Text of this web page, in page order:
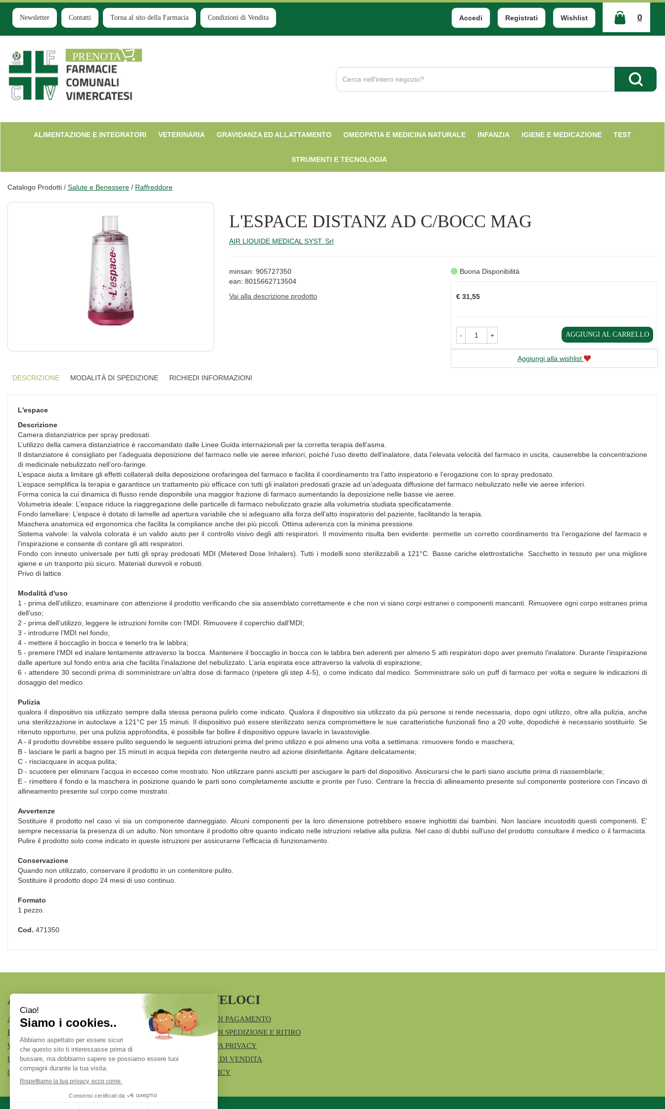
Passa
contenuto
principale
Newsletter Contatti Torna al sito della Farmacia Condizioni di Vendita Accedi Registrati Wishlist 0
ARTICOLI
INSERITI
Farmacia
Comunale
Cerca
Prodotto
Cerca
ALIMENTAZIONE E INTEGRATORI VETERINARIA GRAVIDANZA ED ALLATTAMENTO OMEOPATIA E MEDICINA NATURALE INFANZIA IGIENE E MEDICAZIONE TEST
STRUMENTI E TECNOLOGIA
Catalogo Prodotti / Salute e Benessere / Raffreddore
L'ESPACE DISTANZ AD C/BOCC MAG
AIR LIQUIDE MEDICAL SYST. Srl
minsan: 905727350
ean: 8015662713504
Vai alla descrizione prodotto
Buona Disponibilità
€ 31,55
- + AGGIUNGI AL CARRELLO
Aggiungi alla wishlist
DESCRIZIONE MODALITÀ DI SPEDIZIONE RICHIEDI INFORMAZIONI
L'espace
Descrizione
Camera distanziatrice per spray predosati.
L’utilizzo della camera distanziatrice è raccomandato dalle Linee Guida internazionali per la corretta terapia dell’asma.
Il distanziatore è consigliato per l’adeguata deposizione del farmaco nelle vie aeree inferiori, poiché l’uso diretto dell’inalatore, data l’elevata velocità del farmaco in uscita, causerebbe la concentrazione
di medicinale nebulizzato nell’oro-faringe.
L’espace aiuta a limitare gli effetti collaterali della deposizione orofaringea del farmaco e facilita il coordinamento tra l’atto inspiratorio e l’erogazione con lo spray predosato.
L’espace semplifica la terapia e garantisce un trattamento più efficace con tutti gli inalatori predosati grazie ad un’adeguata diffusione del farmaco nebulizzato nelle vie aeree inferiori.
Forma conica la cui dinamica di flusso rende disponibile una maggior frazione di farmaco aumentando la deposizione nelle basse vie aeree.
Volumetria ideale: L’espace riduce la riaggregazione delle particelle di farmaco nebulizzato grazie alla volumetria studiata specificatamente.
Fondo lamellare: L’espace è dotato di lamelle ad apertura variabile che si adeguano alla forza dell’atto inspiratorio del paziente, facilitando la terapia.
Maschera anatomica ed ergonomica che facilita la compliance anche dei più piccoli. Ottima aderenza con la minima pressione.
Sistema valvole: la valvola colorata è un valido aiuto per il controllo visivo degli atti respiratori. Il movimento risulta ben evidente: permette un corretto coordinamento tra l’erogazione del farmaco e
l’inspirazione e consente di contare gli atti respiratori.
Fondo con innesto universale per tutti gli spray predosati MDI (Metered Dose Inhalers). Tutti i modelli sono sterilizzabili a 121°C. Basse cariche elettrostatiche. Sacchetto in tessuto per una migliore
igiene e un trasporto più sicuro. Materiali durevoli e robusti.
Privo di lattice.
Modalità d'uso
1 - prima dell’utilizzo, esaminare con attenzione il prodotto verificando che sia assemblato correttamente e che non vi siano corpi estranei o componenti mancanti. Rimuovere ogni corpo estraneo prima
dell’uso;
2 - prima dell’utilizzo, leggere le istruzioni fornite con l’MDI. Rimuovere il coperchio dall’MDI;
3 - introdurre l’MDI nel fondo;
4 - mettere il boccaglio in bocca e tenerlo tra le labbra;
5 - premere l’MDI ed inalare lentamente attraverso la bocca. Mantenere il boccaglio in bocca con le labbra ben aderenti per almeno 5 atti respiratori dopo aver premuto l’inalatore. Durante l’inspirazione
dalle aperture sul fondo entra aria che facilita l’inalazione del nebulizzato. L’aria espirata esce attraverso la valvola di espirazione;
6 - attendere 30 secondi prima di somministrare un’altra dose di farmaco (ripetere gli step 4-5), o come indicato dal medico. Somministrare solo un puff di farmaco per volta e seguire le indicazioni di
dosaggio del medico.
Pulizia
qualora il dispositivo sia utilizzato sempre dalla stessa persona pulirlo come indicato. Qualora il dispositivo sia utilizzato da più persone si rende necessaria, dopo ogni utilizzo, oltre alla pulizia, anche
una sterilizzazione in autoclave a 121°C per 15 minuti. Il dispositivo può essere sterilizzato senza compromettere le sue caratteristiche funzionali fino a 20 volte, dopodiché è necessario sostituirlo. Se
ritenuto opportuno, per una pulizia approfondita, è possibile far bollire il dispositivo oppure lavarlo in lavastoviglie.
A - il prodotto dovrebbe essere pulito seguendo le seguenti istruzioni prima del primo utilizzo e poi almeno una volta a settimana: rimuovere fondo e maschera;
B - lasciare le parti a bagno per 15 minuti in acqua tiepida con detergente neutro ad azione disinfettante. Agitare delicatamente;
C - risciacquare in acqua pulita;
D - scuotere per eliminare l’acqua in eccesso come mostrato. Non utilizzare panni asciutti per asciugare le parti del dispositivo. Assicurarsi che le parti siano asciutte prima di riassemblarle;
E - rimettere il fondo e la maschera in posizione quando le parti sono completamente asciutte e pronte per l’uso. Centrare la freccia di allineamento presente sul componente posteriore con l’incavo di
allineamento presente sul corpo come mostrato.
Avvertenze
Sostituire il prodotto nel caso vi sia un componente danneggiato. Alcuni componenti per la loro dimensione potrebbero essere inghiottiti dai bambini. Non lasciare incustoditi questi componenti. E’
sempre necessaria la presenza di un adulto. Non smontare il prodotto oltre quanto indicato nelle istruzioni relative alla pulizia. Nel caso di dubbi sull’uso del prodotto consultare il medico o il farmacista.
Pulire il prodotto solo come indicato in queste istruzioni per assicurarne l’efficacia di funzionamento.
Conservazione
Quando non utilizzato, conservare il prodotto in un contenitore pulito.
Sostituire il prodotto dopo 24 mesi di uso continuo.
Formato
1 pezzo.
Cod. 471350
AREA UTENTE
ACCEDI
REGISTRATI
WISHLIST
ISCRIZIONE ALLA NEWSLETTER
CONTATTI
LINK VELOCI
MODALITÀ DI PAGAMENTO
MODALITÀ DI SPEDIZIONE E RITIRO
INFORMATIVA PRIVACY
CONDIZIONI DI VENDITA
COOKIE POLICY